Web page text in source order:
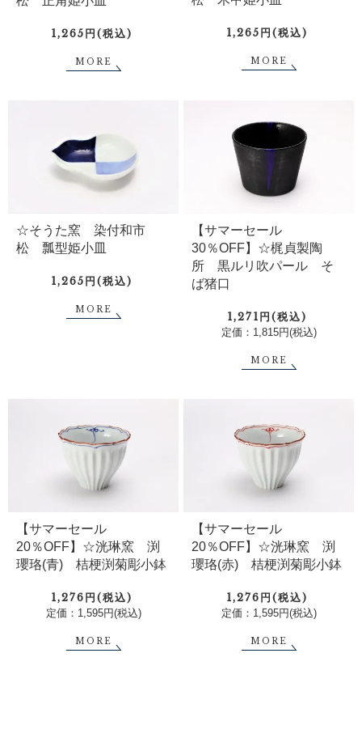
1,265円(税込)
MORE
1,265円(税込)
MORE
☆そうた窯 染付和市
松 瓢型姫小皿
1,265円(税込)
MORE
【サマーセール
30％OFF】☆梶貞製陶
所 黒ルリ吹パール そ
ば猪口
1,271円(税込)
定価：1,815円(税込)
MORE
【サマーセール
20％OFF】☆洸琳窯 渕
瓔珞(青) 桔梗渕菊彫小鉢
1,276円(税込)
定価：1,595円(税込)
MORE
【サマーセール
20％OFF】☆洸琳窯 渕
瓔珞(赤) 桔梗渕菊彫小鉢
1,276円(税込)
定価：1,595円(税込)
MORE